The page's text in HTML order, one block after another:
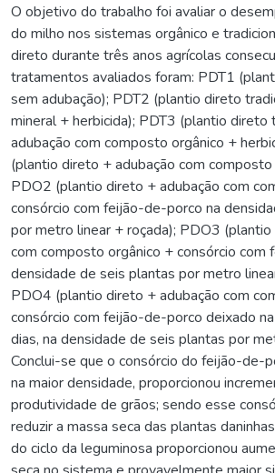
O objetivo do trabalho foi avaliar o
do milho nos sistemas orgânico e
direto durante três anos agrícolas
tratamentos avaliados foram: PDT1
sem adubação); PDT2 (plantio direto
mineral + herbicida); PDT3 (plantio direto
adubação com composto orgânico +
(plantio direto + adubação com composto
PDO2 (plantio direto + adubação com
consórcio com feijão-de-porco na
por metro linear + roçada); PDO3
com composto orgânico + consórcio com
densidade de seis plantas por metro
PDO4 (plantio direto + adubação com
consórcio com feijão-de-porco deixado
dias, na densidade de seis plantas por
Conclui-se que o consórcio do feijão-de-
na maior densidade, proporcionou
produtividade de grãos; sendo esse
reduzir a massa seca das plantas
do ciclo da leguminosa proporcionou